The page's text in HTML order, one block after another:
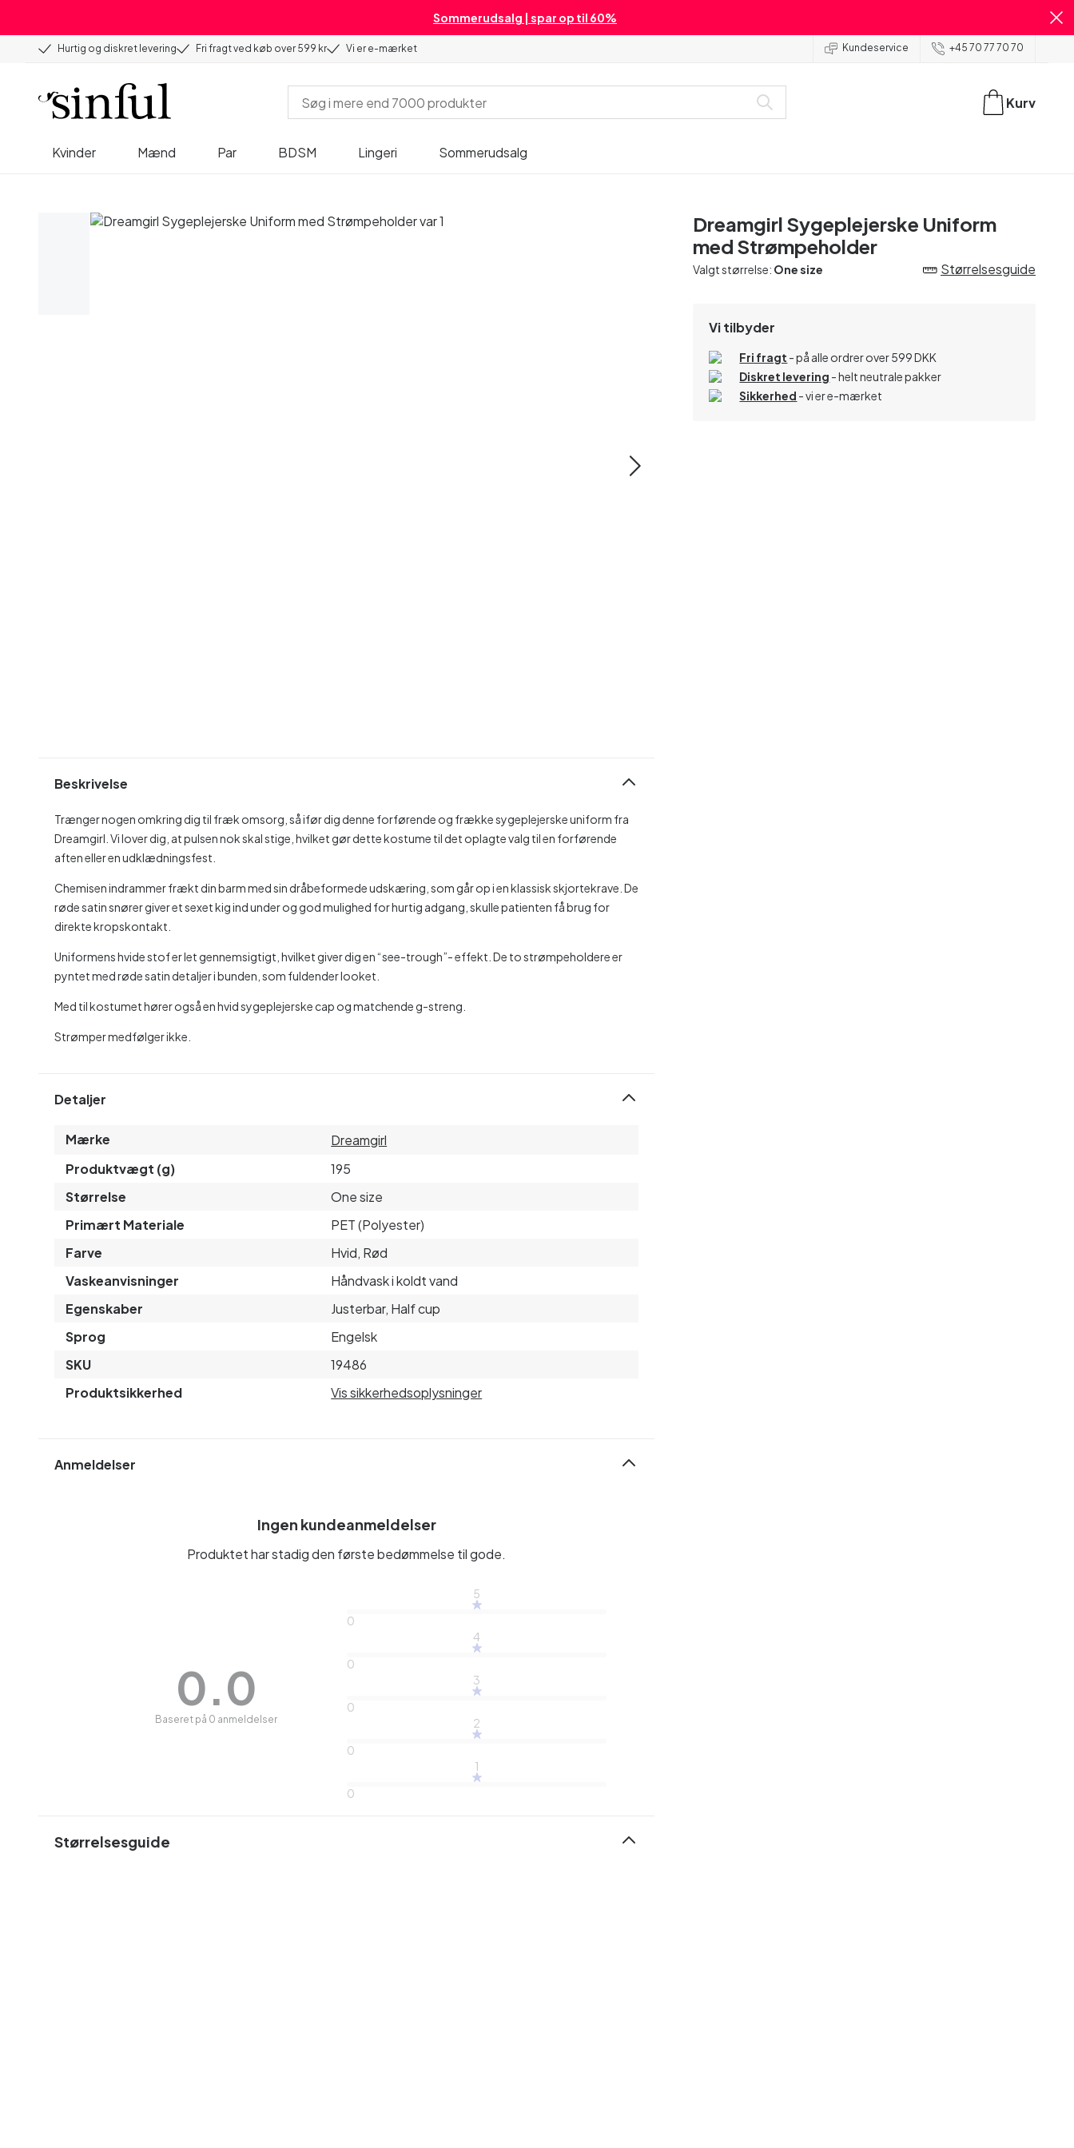
Sommerudsalg | spar op til 60%
Hurtig og diskret levering Fri fragt ved køb over 599 kr Vi er e-mærket Kundeservice +45 70 77 70 70
Kvinder Mænd Par BDSM Lingeri Sommerudsalg
Kurv
Dreamgirl Sygeplejerske Uniform
med Strømpeholder
Valgt størrelse: One size Størrelsesguide
Vi tilbyder
Fri fragt - på alle ordrer over 599 DKK
Diskret levering - helt neutrale pakker
Sikkerhed - vi er e-mærket
Beskrivelse
Trænger nogen omkring dig til fræk omsorg, så ifør dig denne forførende og frække sygeplejerske uniform fra
Dreamgirl. Vi lover dig, at pulsen nok skal stige, hvilket gør dette kostume til det oplagte valg til en forførende
aften eller en udklædningsfest.
Chemisen indrammer frækt din barm med sin dråbeformede udskæring, som går op i en klassisk skjortekrave. De
røde satin snører giver et sexet kig ind under og god mulighed for hurtig adgang, skulle patienten få brug for
direkte kropskontakt.
Uniformens hvide stof er let gennemsigtigt, hvilket giver dig en “see-trough”- effekt. De to strømpeholdere er
pyntet med røde satin detaljer i bunden, som fuldender looket.
Med til kostumet hører også en hvid sygeplejerske cap og matchende g-streng.
Strømper medfølger ikke.
Detaljer
Mærke
Dreamgirl
Produktvægt (g)
195
Størrelse
One size
Primært Materiale
PET (Polyester)
Farve
Hvid, Rød
Vaskeanvisninger
Håndvask i koldt vand
Egenskaber
Justerbar, Half cup
Sprog
Engelsk
SKU
19486
Produktsikkerhed
Vis sikkerhedsoplysninger
Anmeldelser
Ingen kundeanmeldelser
Produktet har stadig den første bedømmelse til gode.
0.0
Baseret på 0 anmeldelser
5
0
4
0
3
0
2
0
1
0
Størrelsesguide